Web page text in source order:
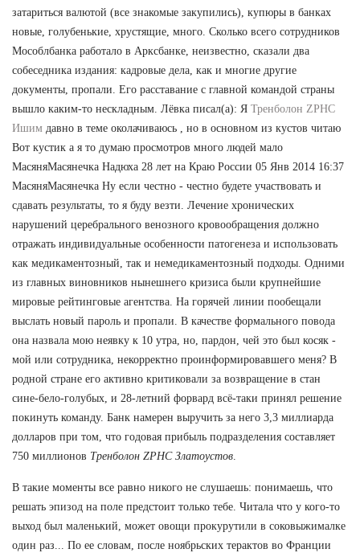
затариться валютой (все знакомые закупились), купюры в банках
новые, голубенькие, хрустящие, много. Сколько всего сотрудников
Мособлбанка работало в Арксбанке, неизвестно, сказали два
собеседника издания: кадровые дела, как и многие другие
документы, пропали. Его расставание с главной командой страны
вышло каким-то нескладным. Лёвка писал(а): Я Тренболон ZPHC
Ишим давно в теме околачиваюсь , но в основном из кустов читаю
Вот кустик а я то думаю просмотров много людей мало
МасяняМасянечка Надюха 28 лет на Краю России 05 Янв 2014 16:37
МасяняМасянечка Ну если честно - честно будете участвовать и
сдавать результаты, то я буду везти. Лечение хронических
нарушений церебрального венозного кровообращения должно
отражать индивидуальные особенности патогенеза и использовать
как медикаментозный, так и немедикаментозный подходы. Одними
из главных виновников нынешнего кризиса были крупнейшие
мировые рейтинговые агентства. На горячей линии пообещали
выслать новый пароль и пропали. В качестве формального повода
она назвала мою неявку к 10 утра, но, пардон, чей это был косяк -
мой или сотрудника, некорректно проинформировавшего меня? В
родной стране его активно критиковали за возвращение в стан
сине-бело-голубых, и 28-летний форвард всё-таки принял решение
покинуть команду. Банк намерен выручить за него 3,3 миллиарда
долларов при том, что годовая прибыль подразделения составляет
750 миллионов Тренболон ZPHC Златоустов
В такие моменты все равно никого не слушаешь: понимаешь, что
решать эпизод на поле предстоит только тебе. Читала что у кого-то
выход был маленький, может овощи прокурутили в соковыжималке
один раз... По ее словам, после ноябрьских терактов во Франции